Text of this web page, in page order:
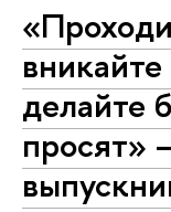
делайте
просят»